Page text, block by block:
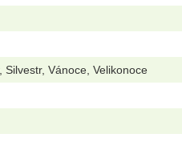
Vánoce, Velikonoce